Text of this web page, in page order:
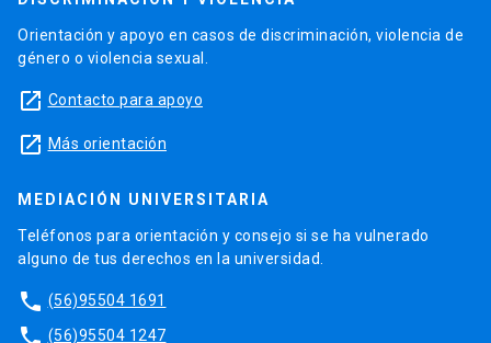
Orientación y apoyo en casos de discriminación, violencia de
género o violencia sexual.
launch Contacto para apoyo
launch Más orientación
MEDIACIÓN UNIVERSITARIA
Teléfonos para orientación y consejo si se ha vulnerado
alguno de tus derechos en la universidad.
phone (56)95504 1691
phone (56)95504 1247